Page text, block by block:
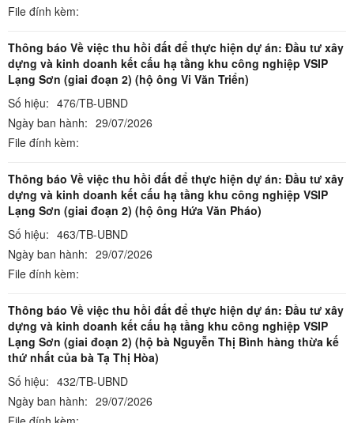
File đính kèm:
Thông báo Về việc thu hồi đất để thực hiện dự án: Đầu tư xây
dựng và kinh doanh kết cấu hạ tầng khu công nghiệp VSIP
Lạng Sơn (giai đoạn 2) (hộ ông Vi Văn Triển)
Số hiệu: 476/TB-UBND
Ngày ban hành: 29/07/2026
File đính kèm:
Thông báo Về việc thu hồi đất để thực hiện dự án: Đầu tư xây
dựng và kinh doanh kết cấu hạ tầng khu công nghiệp VSIP
Lạng Sơn (giai đoạn 2) (hộ ông Hứa Văn Pháo)
Số hiệu: 463/TB-UBND
Ngày ban hành: 29/07/2026
File đính kèm:
Thông báo Về việc thu hồi đất để thực hiện dự án: Đầu tư xây
dựng và kinh doanh kết cấu hạ tầng khu công nghiệp VSIP
Lạng Sơn (giai đoạn 2) (hộ bà Nguyễn Thị Bình hàng thừa kế
thứ nhất của bà Tạ Thị Hòa)
Số hiệu: 432/TB-UBND
Ngày ban hành: 29/07/2026